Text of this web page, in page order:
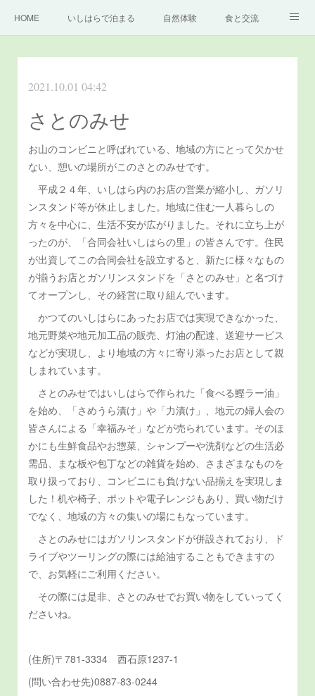
HOME いしはらで泊まる 自然体験 食と交流
お問い合わせ
2021.10.01 04:42
さとのみせ
お山のコンビニと呼ばれている、地域の方にとって欠かせ
ない、憩いの場所がこのさとのみせです。
平成２４年、いしはら内のお店の営業が縮小し、ガソリ
ンスタンド等が休止しました。地域に住む一人暮らしの
方々を中心に、生活不安が広がりました。それに立ち上が
ったのが、「合同会社いしはらの里」の皆さんです。住民
が出資してこの合同会社を設立すると、新たに様々なもの
が揃うお店とガソリンスタンドを「さとのみせ」と名づけ
てオープンし、その経営に取り組んでいます。
かつてのいしはらにあったお店では実現できなかった、
地元野菜や地元加工品の販売、灯油の配達、送迎サービス
などが実現し、より地域の方々に寄り添ったお店として親
しまれています。
さとのみせではいしはらで作られた「食べる鰹ラー油」
を始め、「さめうら漬け」や「力漬け」、地元の婦人会の
皆さんによる「幸福みそ」などが売られています。そのほ
かにも生鮮食品やお惣菜、シャンプーや洗剤などの生活必
需品、まな板や包丁などの雑貨を始め、さまざまなものを
取り扱っており、コンビニにも負けない品揃えを実現しま
した！机や椅子、ポットや電子レンジもあり、買い物だけ
でなく、地域の方々の集いの場にもなっています。
さとのみせにはガソリンスタンドが併設されており、ド
ライブやツーリングの際には給油することもできますの
で、お気軽にご利用ください。
その際には是非、さとのみせでお買い物をしていってく
ださいね。
(住所)〒781-3334 西石原1237-1
(問い合わせ先)0887-83-0244